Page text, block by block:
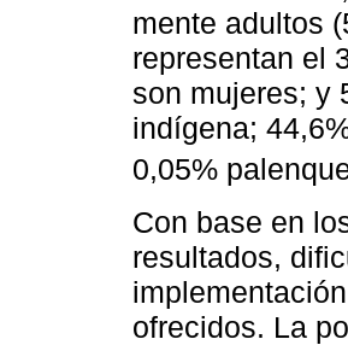
mente adultos
representan el
son mujeres; y
indígena;
0,05%
Con base en
resultados,
ofrecidos. La